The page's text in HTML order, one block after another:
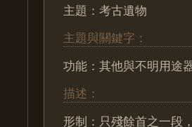
主題：考古遺物
主題與關鍵字：
功能：其他與不明用途
描述：
形制：只殘餘首之一段